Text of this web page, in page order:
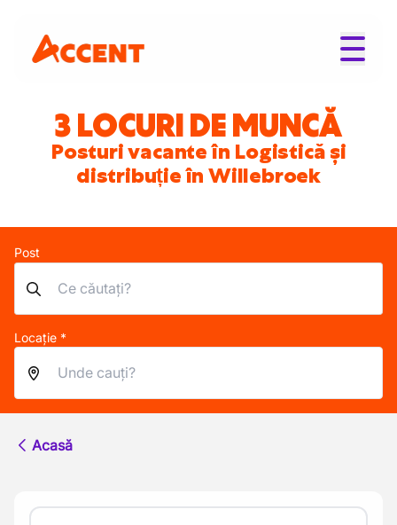
3 LOCURI DE MUNCĂ
Posturi vacante în Logistică și
distribuție în Willebroek
Post
Locație *
Acasă